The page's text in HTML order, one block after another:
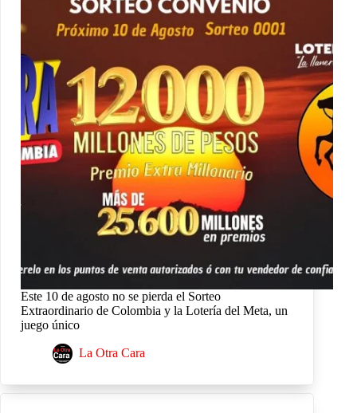
Este 10 de agosto no se pierda el Sorteo
Extraordinario de Colombia y la Lotería del Meta, un
juego único
La Otra Cara